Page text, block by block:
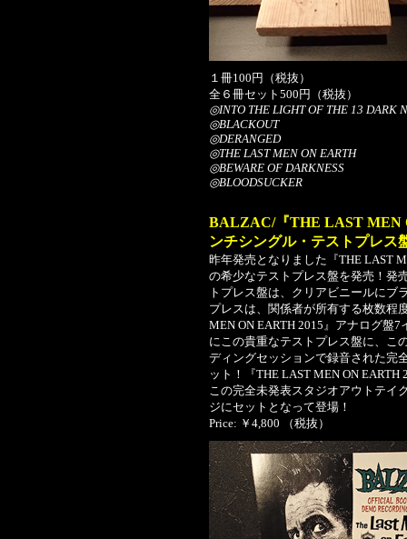
１冊100円（税抜）
全６冊セット500円（税抜）
◎INTO THE LIGHT OF THE 13 DARK
◎BLACKOUT
◎DERANGED
◎THE LAST MEN ON EARTH
◎BEWARE OF DARKNESS
◎BLOODSUCKER
BALZAC/『THE LAST MEN
ンチシングル・テストプレス
昨年発売となりました『THE LAST
の希少なテストプレス盤を発売！発
トプレス盤は、クリアビニールにブ
プレスは、関係者が所有する枚数程
MEN ON EARTH 2015』アナログ盤
にこの貴重なテストプレス盤に、こ
ディングセッションで録音された完
ット！『THE LAST MEN ON
この完全未発表スタジオアウトテイ
ジにセットとなって登場！
Price: ￥4,800 （税抜）